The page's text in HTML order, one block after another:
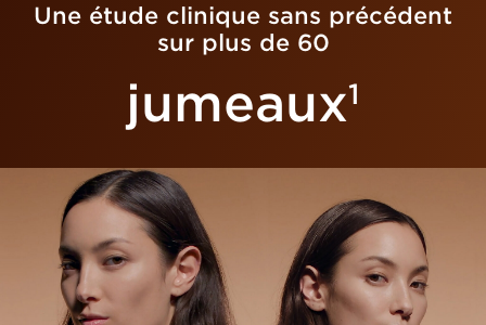
Une étude clinique sans précédent
sur plus de 60
jumeaux1